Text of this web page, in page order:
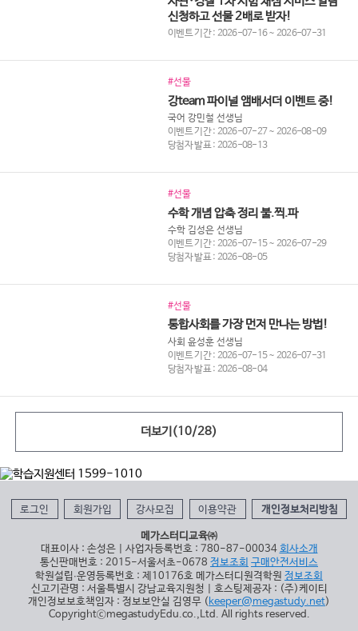
신청하고 선물 2배로 받자!
이벤트 기간 : 2026-07-16 ~ 2026-07-31
#선물
강team 파이널 앰배서더 이벤트 중!
국어 강민철 선생님
이벤트 기간 : 2026-07-27 ~ 2026-08-09
당첨자 발표 : 2026-08-13
#선물
수학 개념 압축 정리 불.찍.파
수학 김성은 선생님
이벤트 기간 : 2026-07-15 ~ 2026-07-29
당첨자 발표 : 2026-08-05
#선물
통합사회를 가장 먼저 만나는 방법!
사회 윤성훈 선생님
이벤트 기간 : 2026-07-15 ~ 2026-07-31
당첨자 발표 : 2026-08-04
더보기(10/28)
로그인 회원가입 강사모집 이용약관 개인정보처리방침
메가스터디교육㈜
대표이사 : 손성은 | 사업자등록번호 : 780-87-00034 회사소개
통신판매번호 : 2015-서울서초-0678 정보조회 구매안전서비스
학원설립∙운영등록번호 : 제10176호 메가스터디원격학원 정보조회
신고기관명 : 서울특별시 강남교육지원청 | 호스팅제공자 : (주)케이티
개인정보보호책임자 : 정보보안실 김영무 (keeper@megastudy.net)
CopyrightⓒmegastudyEdu.co.,Ltd. All rights reserved.